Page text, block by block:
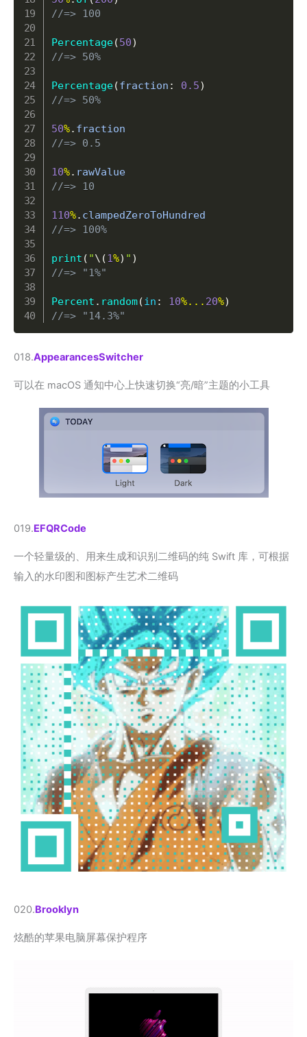
//=> 100
Percentage(50)
//=> 50%
Percentage(fraction : 0.5)
//=> 50%
50%.
//=> 0.5
10%.
//=> 10
110%.
//=> 100%
print ( "\(1%) " )
//=> "1%"
Percent . random(in : 10%... 20%)
//=> "14.3%"
018.AppearancesSwitcher
可以在 macOS 通知中心上快速切换“亮/暗”主题的小工具
019.EFQRCode
一个轻量级的、用来生成和识别二维码的纯 Swift 库，可根据
输入的水印图和图标产生艺术二维码
020.Brooklyn
炫酷的苹果电脑屏幕保护程序